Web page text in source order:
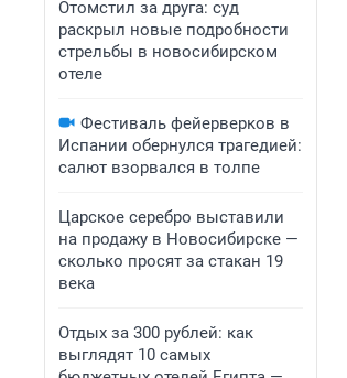
Отомстил за друга: суд
раскрыл новые подробности
стрельбы в новосибирском
отеле
Фестиваль фейерверков в
Испании обернулся трагедией:
салют взорвался в толпе
Царское серебро выставили
на продажу в Новосибирске —
сколько просят за стакан 19
века
Отдых за 300 рублей: как
выглядят 10 самых